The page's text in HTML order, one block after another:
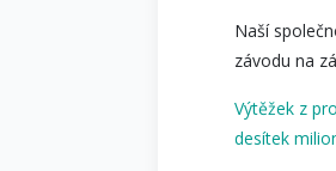
Naší
závodu na
Výtěžek z
desítek